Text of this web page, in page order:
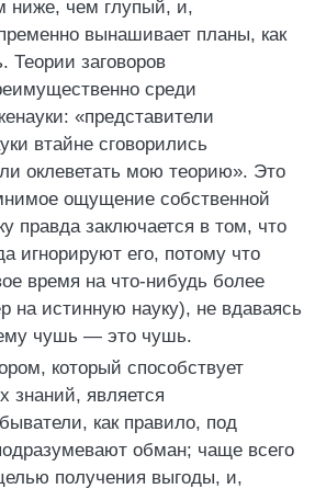
ниже, чем глупый, и,
вынашивает планы, как
Теории заговоров
среди
«представители
втайне сговорились
оклеветать мою теорию». Это
ощущение собственной
правда заключается в том, что
игнорируют его, потому что
время на что-нибудь более
на истинную науку), не вдаваясь
чушь — это чушь.
который способствует
знаний, является
как правило, под
обман; чаще всего
получения выгоды, и,